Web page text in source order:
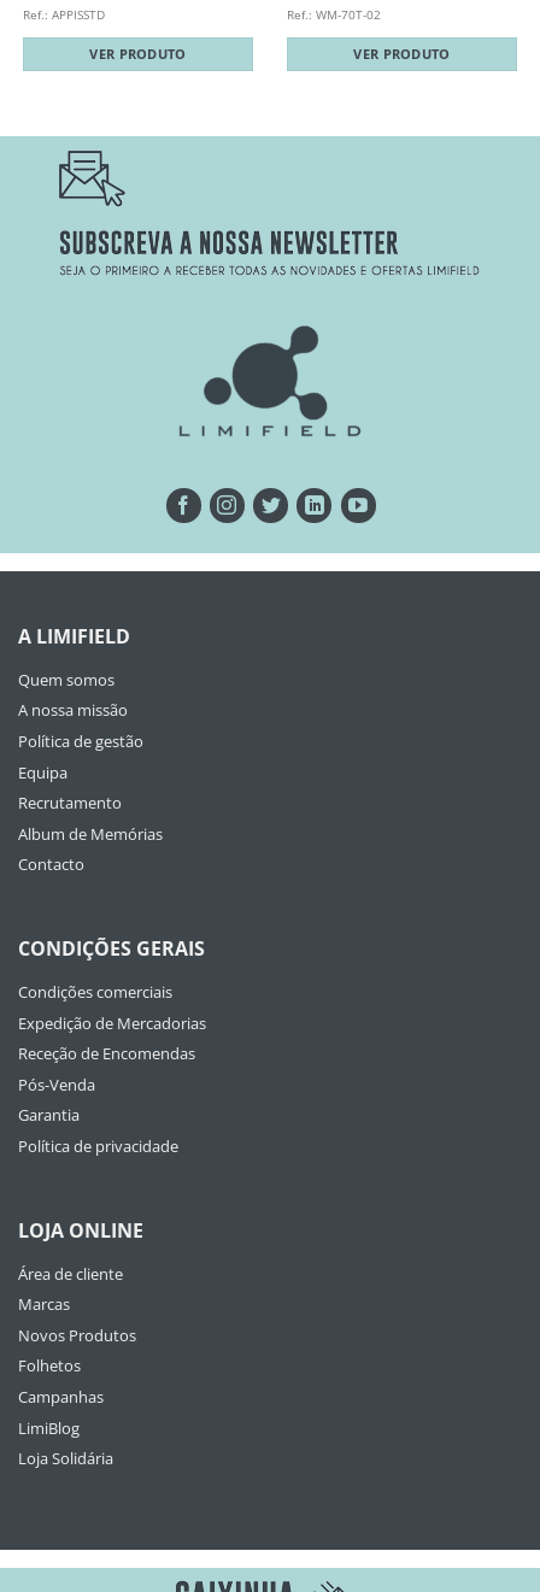
Ref.: APPISSTD
VER PRODUTO
Ref.: WM-70T-02
VER PRODUTO
A LIMIFIELD
Quem somos
A nossa missão
Política de gestão
Equipa
Recrutamento
Album de Memórias
Contacto
CONDIÇÕES GERAIS
Condições comerciais
Expedição de Mercadorias
Receção de Encomendas
Pós-Venda
Garantia
Política de privacidade
LOJA ONLINE
Área de cliente
Marcas
Novos Produtos
Folhetos
Campanhas
LimiBlog
Loja Solidária